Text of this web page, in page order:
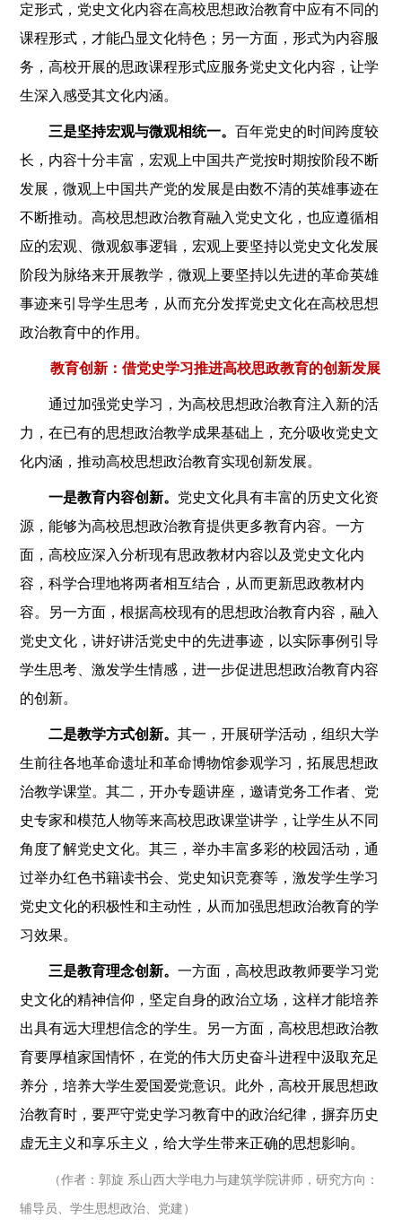
定形式，党史文化内容在高校思想政治教育中应有不同的
课程形式，才能凸显文化特色；另一方面，形式为内容服
务，高校开展的思政课程形式应服务党史文化内容，让学
生深入感受其文化内涵。
三是坚持宏观与微观相统一。百年党史的时间跨度较
长，内容十分丰富，宏观上中国共产党按时期按阶段不断
发展，微观上中国共产党的发展是由数不清的英雄事迹在
不断推动。高校思想政治教育融入党史文化，也应遵循相
应的宏观、微观叙事逻辑，宏观上要坚持以党史文化发展
阶段为脉络来开展教学，微观上要坚持以先进的革命英雄
事迹来引导学生思考，从而充分发挥党史文化在高校思想
政治教育中的作用。
教育创新：借党史学习推进高校思政教育的创新发展
通过加强党史学习，为高校思想政治教育注入新的活
力，在已有的思想政治教学成果基础上，充分吸收党史文
化内涵，推动高校思想政治教育实现创新发展。
一是教育内容创新。 党史文化具有丰富的历史文化资
源，能够为高校思想政治教育提供更多教育内容。一方
面，高校应深入分析现有思政教材内容以及党史文化内
容，科学合理地将两者相互结合，从而更新思政教材内
容。另一方面，根据高校现有的思想政治教育内容，融入
党史文化，讲好讲活党史中的先进事迹，以实际事例引导
学生思考、激发学生情感，进一步促进思想政治教育内容
的创新。
二是教学方式创新。其一，开展研学活动，组织大学
生前往各地革命遗址和革命博物馆参观学习，拓展思想政
治教学课堂。其二，开办专题讲座，邀请党务工作者、党
史专家和模范人物等来高校思政课堂讲学，让学生从不同
角度了解党史文化。其三，举办丰富多彩的校园活动，通
过举办红色书籍读书会、党史知识竞赛等，激发学生学习
党史文化的积极性和主动性，从而加强思想政治教育的学
习效果。
三是教育理念创新。一方面，高校思政教师要学习党
史文化的精神信仰，坚定自身的政治立场，这样才能培养
出具有远大理想信念的学生。另一方面，高校思想政治教
育要厚植家国情怀，在党的伟大历史奋斗进程中汲取充足
养分，培养大学生爱国爱党意识。此外，高校开展思想政
治教育时，要严守党史学习教育中的政治纪律，摒弃历史
虚无主义和享乐主义，给大学生带来正确的思想影响。
（作者：郭旋 系山西大学电力与建筑学院讲师，研究方向：
辅导员、学生思想政治、党建）